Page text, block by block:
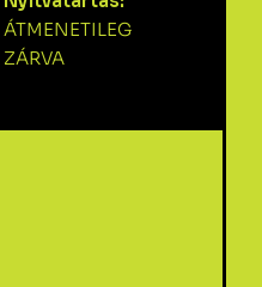
ÁTMENETILEG
ZÁRVA